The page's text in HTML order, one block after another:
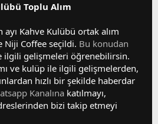
Toplu Alım
Kahve Kulübü ortak alım
Niji Coffee seçildi. Bu konudan
ilgili gelişmeleri öğrenebilirsin.
ve kulüp ile ilgili gelişmelerden,
hızlı bir şekilde haberdar
Kanalına katılmayı,
bizi takip etmeyi